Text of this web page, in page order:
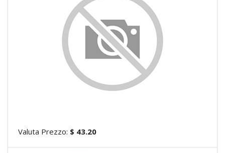
Valuta Prezzo: $ 43.20